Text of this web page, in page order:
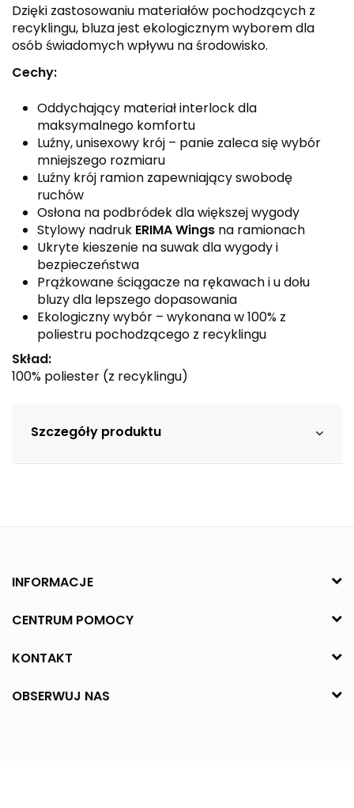
Dzięki zastosowaniu materiałów pochodzących z
recyklingu, bluza jest ekologicznym wyborem dla
osób świadomych wpływu na środowisko.
Cechy:
Oddychający materiał interlock dla
maksymalnego komfortu
Luźny, unisexowy krój – panie zaleca się wybór
mniejszego rozmiaru
Luźny krój ramion zapewniający swobodę
ruchów
Osłona na podbródek dla większej wygody
Stylowy nadruk ERIMA Wings na ramionach
Ukryte kieszenie na suwak dla wygody i
bezpieczeństwa
Prążkowane ściągacze na rękawach i u dołu
bluzy dla lepszego dopasowania
Ekologiczny wybór – wykonana w 100% z
poliestru pochodzącego z recyklingu
Skład:
100% poliester (z recyklingu)
Szczegóły produktu
INFORMACJE
CENTRUM POMOCY
KONTAKT
OBSERWUJ NAS